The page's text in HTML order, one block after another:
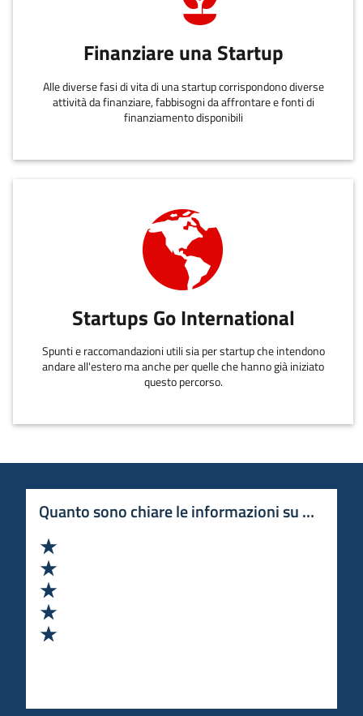
Finanziare una Startup
Alle diverse fasi di vita di una startup corrispondono diverse
attività da finanziare, fabbisogni da affrontare e fonti di
finanziamento disponibili
Startups Go International
Spunti e raccomandazioni utili sia per startup che intendono
andare all'estero ma anche per quelle che hanno già iniziato
questo percorso.
Quanto sono chiare le informazioni su questa